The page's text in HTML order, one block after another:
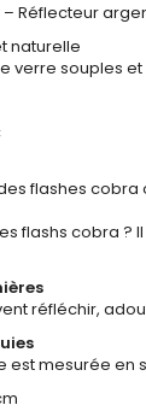
Réflecteur
naturelle
verre souples
flashes
flashs cobra ?
réfléchir,
est mesurée